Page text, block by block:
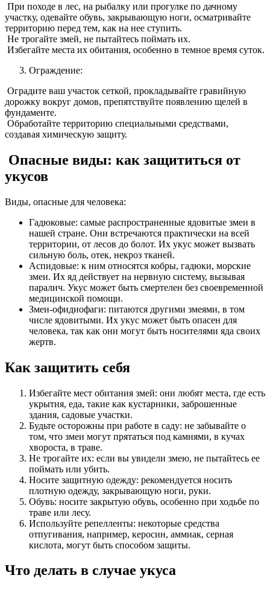
При походе в лес, на рыбалку или прогулке по дачному
участку, одевайте обувь, закрывающую ноги, осматривайте
территорию перед тем, как на нее ступить.
Не трогайте змей, не пытайтесь поймать их.
Избегайте места их обитания, особенно в темное время суток.
Ограждение:
Оградите ваш участок сеткой, прокладывайте гравийную
дорожку вокруг домов, препятствуйте появлению щелей в
фундаменте.
Обработайте территорию специальными средствами,
создавая химическую защиту.
Опасные виды: как защититься от
укусов
Виды, опасные для человека:
Гадюковые: самые распространенные ядовитые змеи в
нашей стране. Они встречаются практически на всей
территории, от лесов до болот. Их укус может вызвать
сильную боль, отек, некроз тканей.
Аспидовые: к ним относятся кобры, гадюки, морские
змеи. Их яд действует на нервную систему, вызывая
паралич. Укус может быть смертелен без своевременной
медицинской помощи.
Змеи-офидиофаги: питаются другими змеями, в том
числе ядовитыми. Их укус может быть опасен для
человека, так как они могут быть носителями яда своих
жертв.
Как защитить себя
Избегайте мест обитания змей: они любят места, где есть
укрытия, еда, такие как кустарники, заброшенные
здания, садовые участки.
Будьте осторожны при работе в саду: не забывайте о
том, что змеи могут прятаться под камнями, в кучах
хвороста, в траве.
Не трогайте их: если вы увидели змею, не пытайтесь ее
поймать или убить.
Носите защитную одежду: рекомендуется носить
плотную одежду, закрывающую ноги, руки.
Обувь: носите закрытую обувь, особенно при ходьбе по
траве или лесу.
Используйте репелленты: некоторые средства
отпугивания, например, керосин, аммиак, серная
кислота, могут быть способом защиты.
Что делать в случае укуса